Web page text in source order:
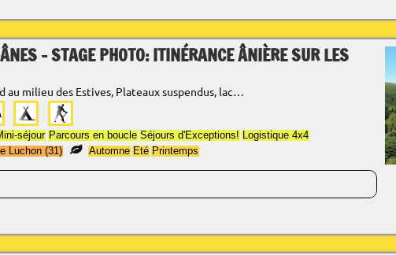
- STAGE PHOTO: ITINÉRANCE ÂNIÈRE SUR LES
au milieu des Estives, Plateaux suspendus, lac…
séjour Parcours en boucle Séjours d'Exceptions!
Logistique 4x4
Luchon (31) Automne Eté Printemps